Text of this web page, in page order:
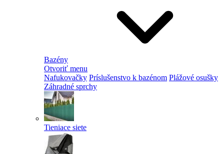
Bazény
Otvoriť menu
Nafukovačky Príslušenstvo k bazénom Plážové osušky
Záhradné sprchy
Tieniace siete